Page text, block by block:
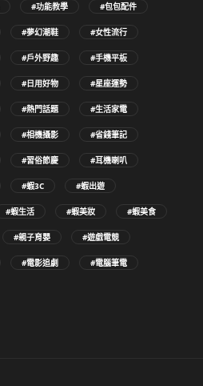
#功能教學 #包包配件
#夢幻潮鞋 #女性流行
#戶外野趣 #手機平板
#日用好物 #星座運勢
#熱門話題 #生活家電
#相機攝影 #省錢筆記
#習俗節慶 #耳機喇叭
#蝦3C #蝦出遊
#蝦生活 #蝦美妝 #蝦美食
#親子育嬰 #遊戲電競
#電影追劇 #電腦筆電